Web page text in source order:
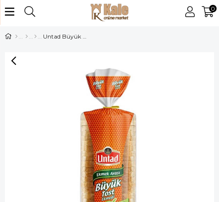
0
Untad Büyük Tost Ekmeği 670 Gr